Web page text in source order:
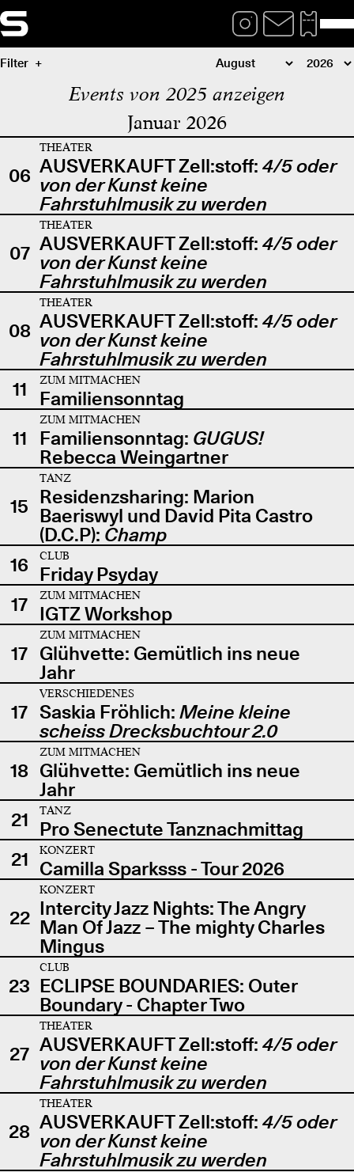
Filter
Events von 2025 anzeigen
Januar 2026
06
THEATER
AUSVERKAUFT Zell:stoff: 4/5 oder
von der Kunst keine
Fahrstuhlmusik zu werden
07
THEATER
AUSVERKAUFT Zell:stoff: 4/5 oder
von der Kunst keine
Fahrstuhlmusik zu werden
08
THEATER
AUSVERKAUFT Zell:stoff: 4/5 oder
von der Kunst keine
Fahrstuhlmusik zu werden
11
ZUM MITMACHEN
Familiensonntag
11
ZUM MITMACHEN
Familiensonntag: GUGUS!
Rebecca Weingartner
15
TANZ
Residenzsharing: Marion
Baeriswyl und David Pita Castro
(D.C.P): Champ
16
CLUB
Friday Psyday
17
ZUM MITMACHEN
IGTZ Workshop
17
ZUM MITMACHEN
Glühvette: Gemütlich ins neue
Jahr
17
VERSCHIEDENES
Saskia Fröhlich: Meine kleine
scheiss Drecksbuchtour 2.0
18
ZUM MITMACHEN
Glühvette: Gemütlich ins neue
Jahr
21
TANZ
Pro Senectute Tanznachmittag
21
KONZERT
Camilla Sparksss - Tour 2026
22
KONZERT
Intercity Jazz Nights: The Angry
Man Of Jazz – The mighty Charles
Mingus
23
CLUB
ECLIPSE BOUNDARIES: Outer
Boundary - Chapter Two
27
THEATER
AUSVERKAUFT Zell:stoff: 4/5 oder
von der Kunst keine
Fahrstuhlmusik zu werden
28
THEATER
AUSVERKAUFT Zell:stoff: 4/5 oder
von der Kunst keine
Fahrstuhlmusik zu werden